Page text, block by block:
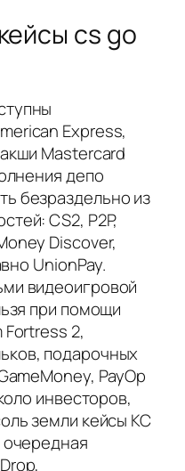
cs go
Express,
Mastercard
депо
безраздельно из
CS2, P2P,
Discover,
UnionPay.
видеоигровой
при помощи
Fortress 2,
подарочных
PayOp
инвесторов,
земли кейсы КС
очередная